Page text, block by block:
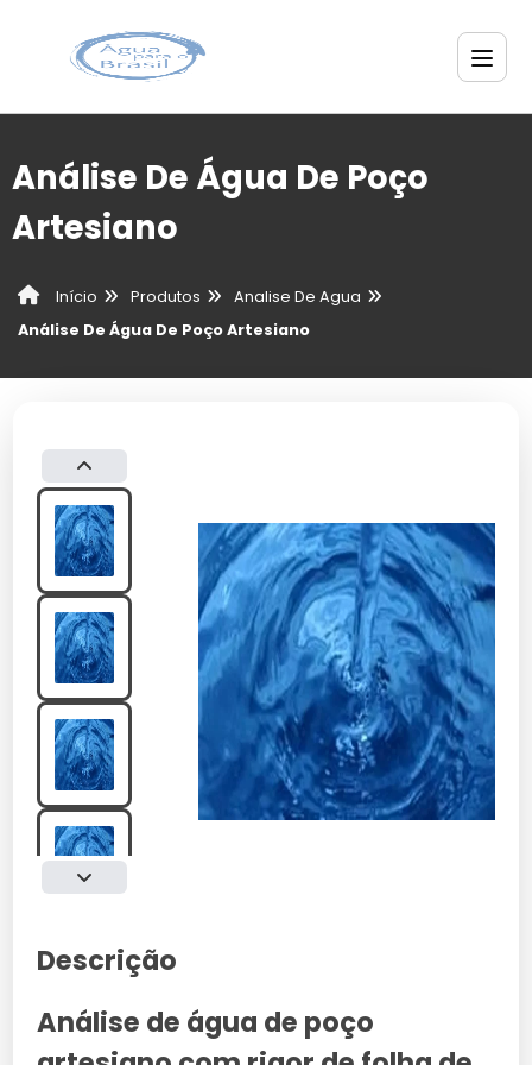
Análise De Água De Poço
Artesiano
Início Produtos
Analise De Agua
Análise De Água De Poço Artesiano
Descrição
Análise de água de poço